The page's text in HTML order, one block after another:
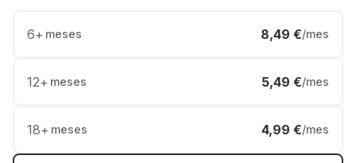
6+ meses 8,49 €/mes
12+ meses 5,49 €/mes
18+ meses 4,99 €/mes